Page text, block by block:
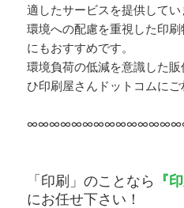
適したサービスを提供してい
環境への配慮を重視した印
にもおすすめです。
環境負荷の低減を意識した
ひ印刷屋さんドットコムにご
「印刷」のことなら
『
にお任せ下さい！